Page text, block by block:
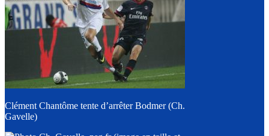
Clément Chantôme tente d’arrêter Bodmer (Ch.
Gavelle)